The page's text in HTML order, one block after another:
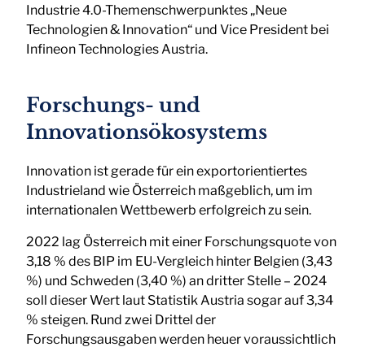
Industrie 4.0-Themenschwerpunktes „Neue
Technologien & Innovation“ und Vice President bei
Infineon Technologies Austria.
Forschungs- und
Innovationsökosystems
Innovation ist gerade für ein exportorientiertes
Industrieland wie Österreich maßgeblich, um im
internationalen Wettbewerb erfolgreich zu sein.
2022 lag Österreich mit einer Forschungsquote von
3,18 % des BIP im EU-Vergleich hinter Belgien (3,43
%) und Schweden (3,40 %) an dritter Stelle – 2024
soll dieser Wert laut Statistik Austria sogar auf 3,34
% steigen. Rund zwei Drittel der
Forschungsausgaben werden heuer voraussichtlich